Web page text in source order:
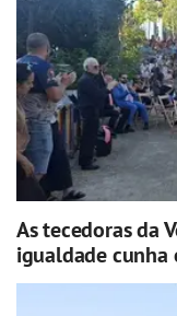
As tecedoras da
igualdade cunha